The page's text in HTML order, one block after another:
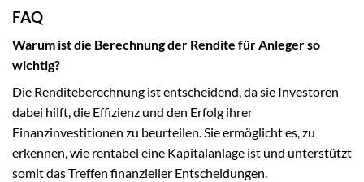
FAQ
Warum ist die Berechnung der Rendite für Anleger so
wichtig?
Die Renditeberechnung ist entscheidend, da sie Investoren
dabei hilft, die Effizienz und den Erfolg ihrer
Finanzinvestitionen zu beurteilen. Sie ermöglicht es, zu
erkennen, wie rentabel eine Kapitalanlage ist und unterstützt
somit das Treffen finanzieller Entscheidungen.